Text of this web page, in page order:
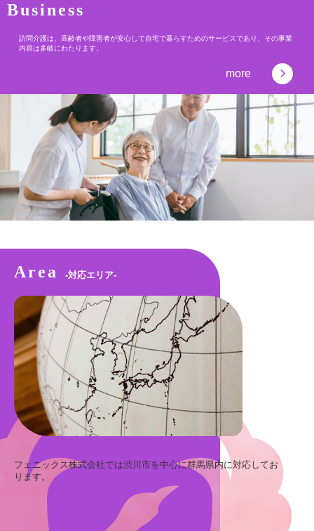
Business
訪問介護は、高齢者や障害者が安心して自宅で暮らすためのサービスであり、その事業
内容は多岐にわたります。
more
Area -対応エリア-
フェニックス株式会社では渋川市を中心に群馬県内に対応してお
ります。